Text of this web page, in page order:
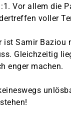
Vor allem die
voller
Samir
Gleichzeitig
enger machen.